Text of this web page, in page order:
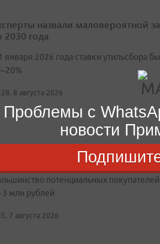
назвали маловероятной
2030 года
января 2026 года ставки утильсбора
8 августа 2026
половина
исследование
потенциальных
3 млн рублей
7 августа 2026
Проблемы с
новости